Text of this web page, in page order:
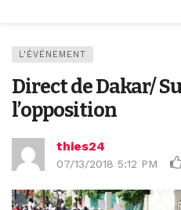
L'ÉVÉNEMENT
Direct de Dakar/
l’opposition
thies24
07/13/2018 5:12 PM